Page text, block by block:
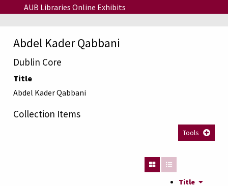
Skip to main content
AUB Libraries Online Exhibits
Abdel Kader Qabbani
Dublin Core
Title
Abdel Kader Qabbani
Collection Items
Tools
Title